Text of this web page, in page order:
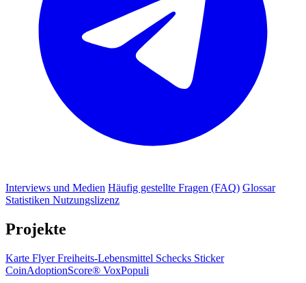
Interviews und Medien Häufig gestellte Fragen (FAQ) Glossar
Statistiken Nutzungslizenz
Projekte
Karte FlyerFreiheits-Lebensmittel Schecks Sticker
CoinAdoptionScore® VoxPopuli